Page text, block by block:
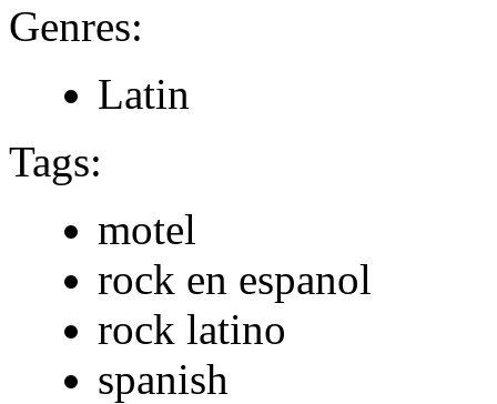
Genres:
Latin
Tags:
motel
rock en espanol
rock latino
spanish